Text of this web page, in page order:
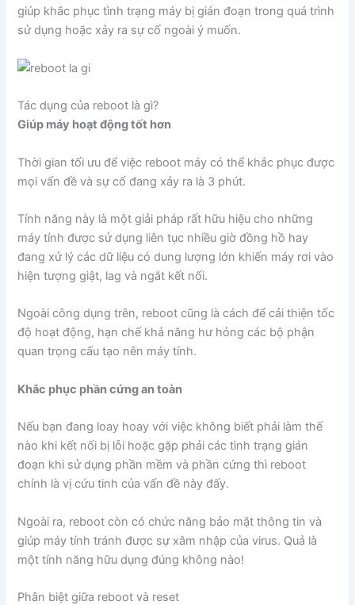
giúp khắc phục tình trạng máy bị gián đoạn trong quá trình
sử dụng hoặc xảy ra sự cố ngoài ý muốn.
Tác dụng của reboot là gì?
Giúp máy hoạt động tốt hơn
Thời gian tối ưu để việc reboot máy có thể khắc phục được
mọi vấn đề và sự cố đang xảy ra là 3 phút.
Tính năng này là một giải pháp rất hữu hiệu cho những
máy tính được sử dụng liên tục nhiều giờ đồng hồ hay
đang xử lý các dữ liệu có dung lượng lớn khiến máy rơi vào
hiện tượng giật, lag và ngắt kết nối.
Ngoài công dụng trên, reboot cũng là cách để cải thiện tốc
độ hoạt động, hạn chế khả năng hư hỏng các bộ phận
quan trọng cấu tạo nên máy tính.
Khắc phục phần cứng an toàn
Nếu bạn đang loay hoay với việc không biết phải làm thế
nào khi kết nối bị lỗi hoặc gặp phải các tình trạng gián
đoạn khi sử dụng phần mềm và phần cứng thì reboot
chính là vị cứu tinh của vấn đề này đấy.
Ngoài ra, reboot còn có chức năng bảo mật thông tin và
giúp máy tính tránh được sự xâm nhập của virus. Quả là
một tính năng hữu dụng đúng không nào!
Phân biệt giữa reboot và reset